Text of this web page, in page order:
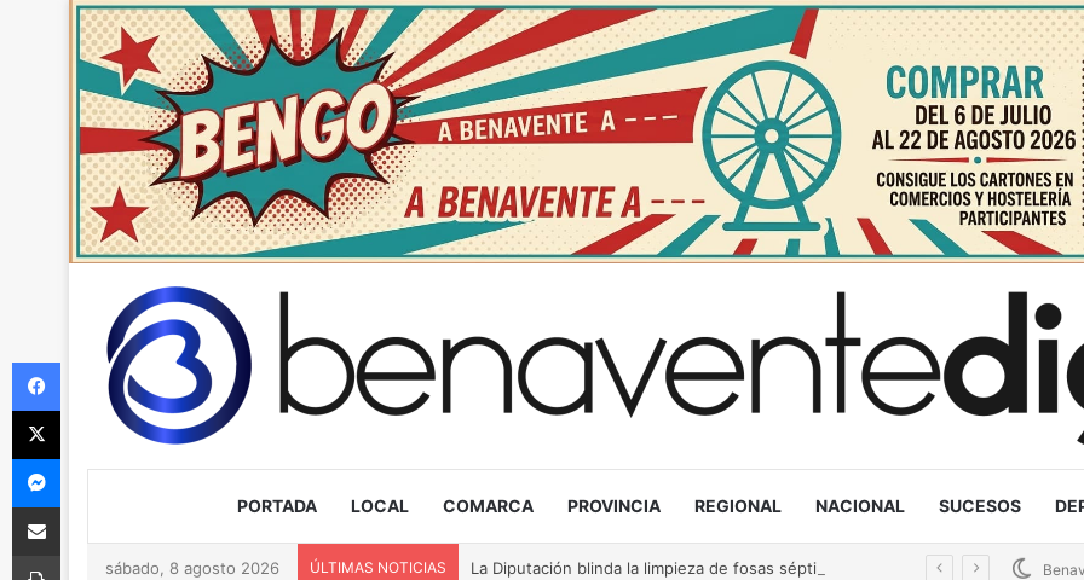
PORTADA LOCAL COMARCA PROVINCIA REGIONAL NACIONAL SUCESOS
sábado, 8 agosto 2026 ÚLTIMAS NOTICIAS
Facebook
X
Messenger
Compartir via Email